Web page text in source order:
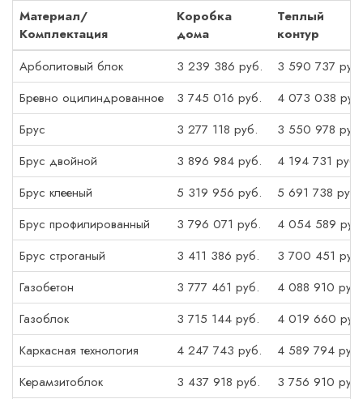
Материал/
Комплектация
Коробка
дома
Теплый
контур
Арболитовый блок
3 239 386 руб.
3 590 737 руб.
Бревно оцилиндрованное
3 745 016 руб.
4 073 038 руб.
Брус
3 277 118 руб.
3 550 978 руб.
Брус двойной
3 896 984 руб.
4 194 731 руб.
Брус клееный
5 319 956 руб.
5 691 738 руб.
Брус профилированный
3 796 071 руб.
4 054 589 руб.
Брус строганый
3 411 386 руб.
3 700 451 руб.
Газобетон
3 777 461 руб.
4 088 910 руб.
Газоблок
3 715 144 руб.
4 019 660 руб.
Каркасная технология
4 247 743 руб.
4 589 794 руб.
Керамзитоблок
3 437 918 руб.
3 756 910 руб.